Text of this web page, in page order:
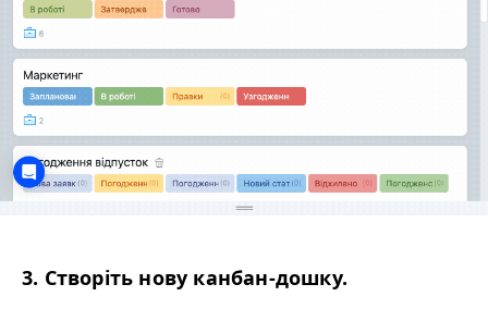
3. Створіть нову канбан-дошку.